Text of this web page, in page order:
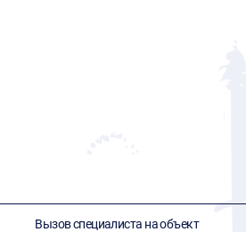
Вызов специалиста на объект